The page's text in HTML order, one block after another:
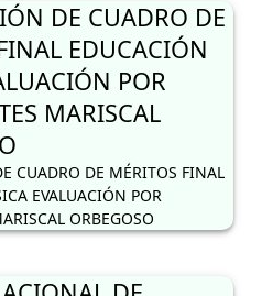
DE CUADRO DE
EDUCACIÓN
POR
MARISCAL
CUADRO DE MÉRITOS FINAL
EVALUACIÓN POR
ORBEGOSO